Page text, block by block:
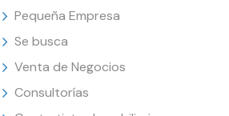
Pequeña Empresa
Se busca
Venta de Negocios
Consultorías